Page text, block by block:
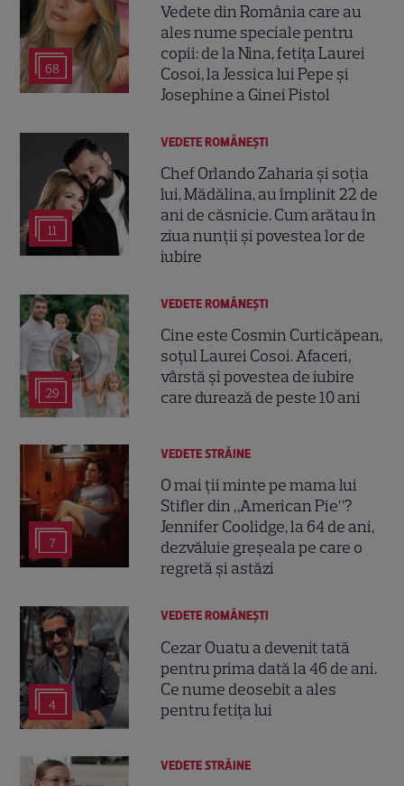
68
Vedete din România care au
ales nume speciale pentru
copii: de la Nina, fetița Laurei
Cosoi, la Jessica lui Pepe și
Josephine a Ginei Pistol
11
VEDETE ROMÂNEŞTI
Chef Orlando Zaharia și soția
lui, Mădălina, au împlinit 22 de
ani de căsnicie. Cum arătau în
ziua nunții și povestea lor de
iubire
29
VEDETE ROMÂNEŞTI
Cine este Cosmin Curticăpean,
soțul Laurei Cosoi. Afaceri,
vârstă și povestea de iubire
care durează de peste 10 ani
7
VEDETE STRĂINE
O mai ții minte pe mama lui
Stifler din „American Pie”?
Jennifer Coolidge, la 64 de ani,
dezvăluie greșeala pe care o
regretă și astăzi
4
VEDETE ROMÂNEŞTI
Cezar Ouatu a devenit tată
pentru prima dată la 46 de ani.
Ce nume deosebit a ales
pentru fetița lui
VEDETE STRĂINE